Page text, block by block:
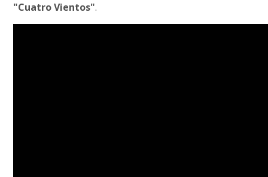
"Cuatro Vientos".